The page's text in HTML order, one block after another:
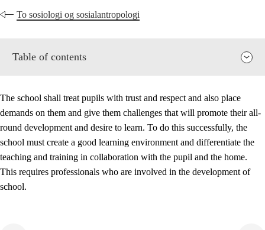
To sosiologi og sosialantropologi
Table of contents
The school shall treat pupils with trust and respect and also place
demands on them and give them challenges that will promote their all-
round development and desire to learn. To do this successfully, the
school must create a good learning environment and differentiate the
teaching and training in collaboration with the pupil and the home.
This requires professionals who are involved in the development of
school.